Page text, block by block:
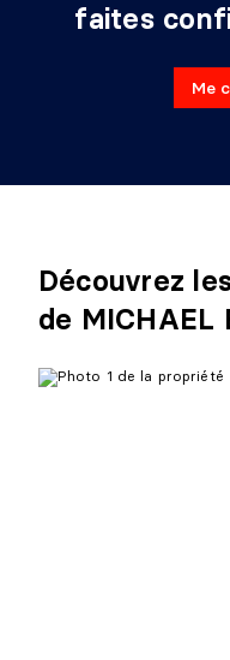
faites
Me
Découvrez
de MICHAEL